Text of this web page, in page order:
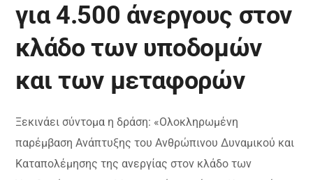
για 4.500 άνεργους στον
κλάδο των υποδομών
και των μεταφορών
Ξεκινάει σύντομα η δράση: «Ολοκληρωμένη
παρέμβαση Ανάπτυξης του Ανθρώπινου Δυναμικού και
Καταπολέμησης της ανεργίας στον κλάδο των